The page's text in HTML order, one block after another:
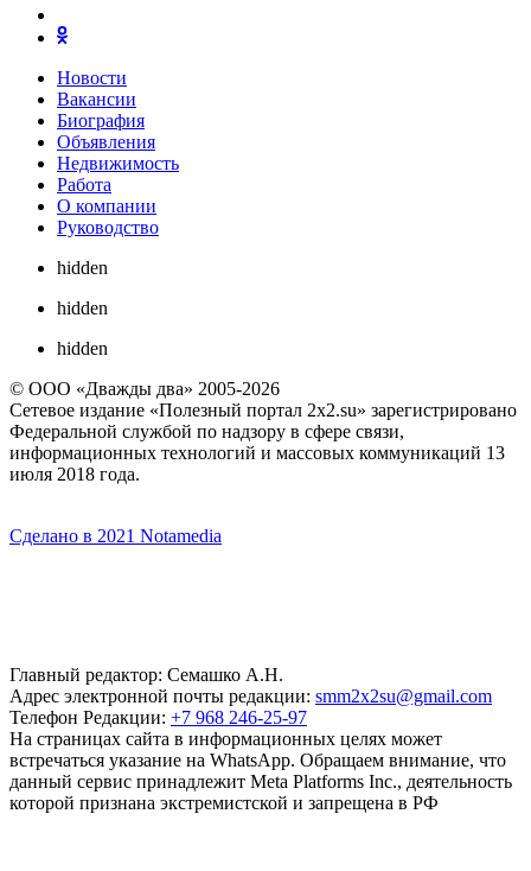
Новости
Вакансии
Биография
Объявления
Недвижимость
Работа
О компании
Руководство
hidden
hidden
hidden
© ООО «Дважды два» 2005-2026
Сетевое издание «Полезный портал 2x2.su» зарегистрировано
Федеральной службой по надзору в сфере связи,
информационных технологий и массовых коммуникаций 13
июля 2018 года.
Сделано в 2021 Notamedia
Главный редактор: Семашко А.Н.
Адрес электронной почты редакции: smm2x2su@gmail.com
Телефон Редакции: +7 968 246-25-97
На страницах сайта в информационных целях может
встречаться указание на WhatsApp. Обращаем внимание, что
данный сервис принадлежит Meta Platforms Inc., деятельность
которой признана экстремистской и запрещена в РФ